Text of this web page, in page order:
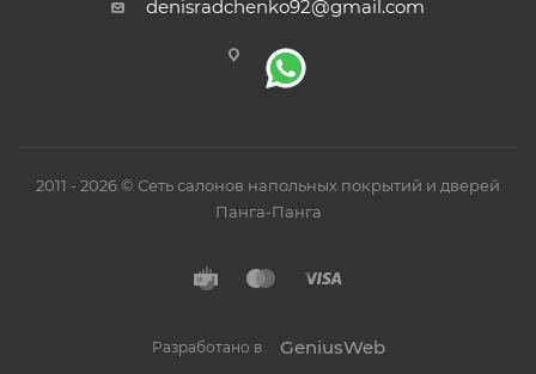
denisradchenko92@gmail.com
2011 - 2026 © Сеть салонов напольных покрытий и дверей
Панга-Панга
Разработано в GeniusWeb